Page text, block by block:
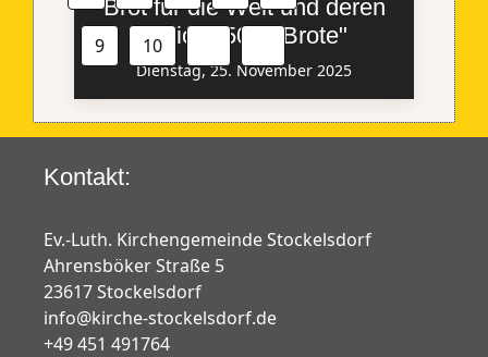
Brot für die Welt und deren
Aktion "5000 Brote"
Dienstag, 25. November 2025
9 10
Kontakt:
Ev.-Luth. Kirchengemeinde Stockelsdorf
Ahrensböker Straße 5
23617 Stockelsdorf
info@kirche-stockelsdorf.de
+49 451 491764